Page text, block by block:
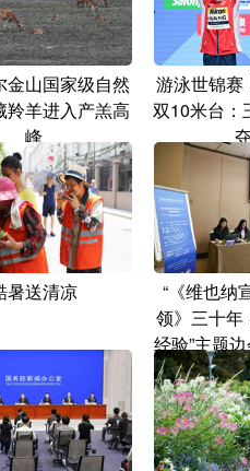
金山国家级自然
羚羊进入产羔高
峰
游泳世锦
双10米台：
暑送清凉
“《维也纳
领》三十年
经验”主题